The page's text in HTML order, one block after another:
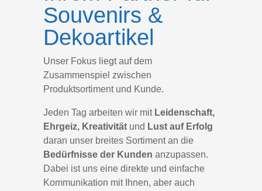
Souvenirs &
Dekoartikel
Unser Fokus liegt auf dem
Zusammenspiel zwischen
Produktsortiment und Kunde.
Jeden Tag arbeiten wir mit Leidenschaft,
Ehrgeiz, Kreativität und Lust auf Erfolg
daran unser breites Sortiment an die
Bedürfnisse der Kunden anzupassen.
Dabei ist uns eine direkte und einfache
Kommunikation mit Ihnen, aber auch